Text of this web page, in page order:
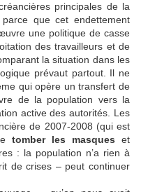
principales de la
que cet endettement
une politique de casse
des travailleurs et de
la situation dans les
prévaut partout. Il ne
qui opère un transfert de
de la population vers la
active des autorités. Les
de 2007-2008 (qui est
tomber les masques et
: la population n’a rien à
de crises – peut continuer